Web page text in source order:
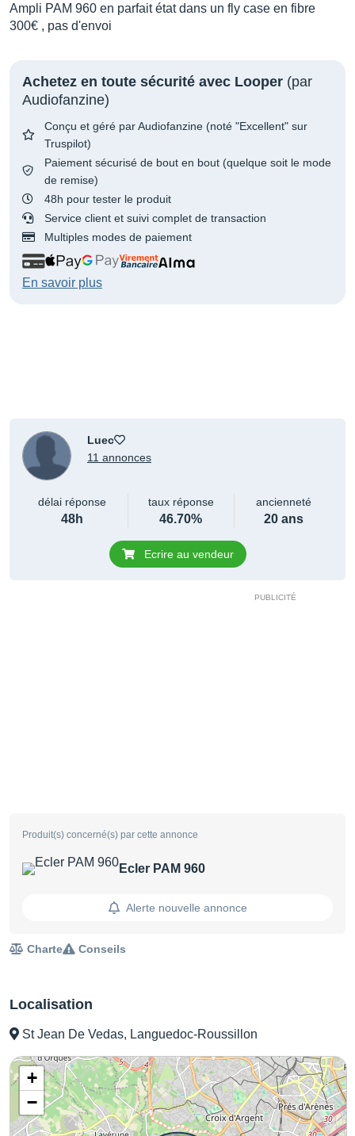
Ampli PAM 960 en parfait état dans un fly case en fibre
300€ , pas d'envoi
Achetez en toute sécurité avec Looper (par
Audiofanzine)
Conçu et géré par Audiofanzine (noté "Excellent" sur
Truspilot)
Paiement sécurisé de bout en bout (quelque soit le mode
de remise)
48h pour tester le produit
Service client et suivi complet de transaction
Multiples modes de paiement
En savoir plus
Localisation
St Jean De Vedas, Languedoc-Roussillon
+
−
Luec
11 annonces
délai réponse
48h
taux réponse
46.70%
ancienneté
20 ans
Ecrire au vendeur
Produit(s) concerné(s) par cette annonce
Ecler PAM 960
Alerte nouvelle annonce
Charte Conseils